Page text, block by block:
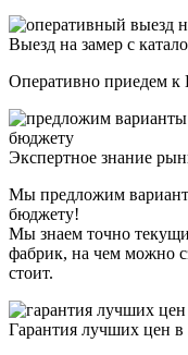
Выезд на замер с
Оперативно приедем
Экспертное знание
Мы предложим
бюджету!
Мы знаем точно
фабрик, на чем можно
стоит.
Гарантия лучших цен в